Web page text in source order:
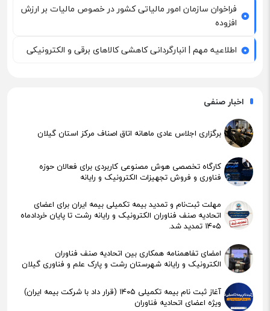
فراخوان سازمان امور مالیاتی کشور در خصوص مالیات بر ارزش
افزوده
اطلاعیه مهم | انبارگردانی کاهشی کالاهای برقی و الکترونیکی
اخبار صنفی
برگزاری اجلاس عادی ماهانه اتاق اصناف مرکز استان گیلان
کارگاه تخصصی هوش مصنوعی کاربردی برای فعالان حوزه
فناوری و فروش تجهیزات الکترونیک و رایانه
مهلت ثبت‌نام و تمدید بیمه تکمیلی بیمه ایران برای اعضای
اتحادیه صنف فناوران الکترونیک و رایانه رشت تا پایان خردادماه
۱۴۰۵ تمدید شد.
امضای تفاهمنامه همکاری بین اتحادیه صنف فناوران
الکترونیک و رایانه شهرستان رشت و پارک علم و فناوری گیلان
آغاز ثبت نام بیمه تکمیلی ۱۴۰۵ (قرار داد با شرکت بیمه ایران)
ویژه اعضای اتحادیه فناوران